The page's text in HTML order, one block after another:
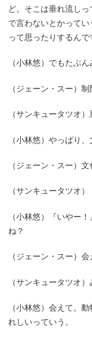
ど。そこは垂れ流し
で言わないとかって
って思ったりするんで
（小林悠）でもたぶ
（ジェーン・スー）
（サンキュータツオ
（小林悠）やっぱり
（ジェーン・スー）
（サンキュータツオ
（小林悠）『いやー
ね？
（ジェーン・スー）会
（サンキュータツオ
（小林悠）会えて。
れしいっていう。